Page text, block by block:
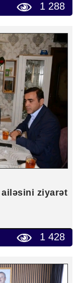
1 288
ailəsini ziyarət
1 428